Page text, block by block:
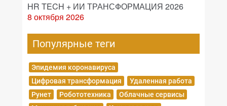
HR TECH + ИИ ТРАНСФОРМАЦИЯ 2026
8 октября 2026
Популярные теги
Эпидемия коронавируса
Цифровая трансформация
Удаленная работа
Рунет
Робототехника
Облачные сервисы